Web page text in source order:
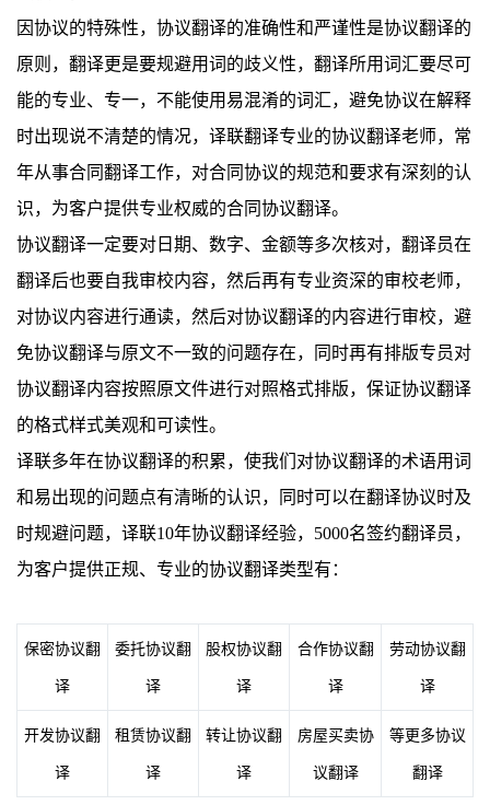
因协议的特殊性，协议翻译的准确性和严谨性是协议翻译的
原则，翻译更是要规避用词的歧义性，翻译所用词汇要尽可
能的专业、专一，不能使用易混淆的词汇，避免协议在解释
时出现说不清楚的情况，译联翻译专业的协议翻译老师，常
年从事合同翻译工作，对合同协议的规范和要求有深刻的认
识，为客户提供专业权威的合同协议翻译。
协议翻译一定要对日期、数字、金额等多次核对，翻译员在
翻译后也要自我审校内容，然后再有专业资深的审校老师，
对协议内容进行通读，然后对协议翻译的内容进行审校，避
免协议翻译与原文不一致的问题存在，同时再有排版专员对
协议翻译内容按照原文件进行对照格式排版，保证协议翻译
的格式样式美观和可读性。
译联多年在协议翻译的积累，使我们对协议翻译的术语用词
和易出现的问题点有清晰的认识，同时可以在翻译协议时及
时规避问题，译联10年协议翻译经验， 5000名签约翻译员，
为客户提供正规、专业的协议翻译类型有：
保密协议翻
译
委托协议翻
译
股权协议翻
译
合作协议翻
译
劳动协议翻
译
开发协议翻
译
租赁协议翻
译
转让协议翻
译
房屋买卖协
议翻译
等更多协议
翻译